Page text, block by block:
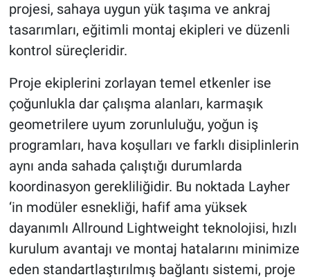
projesi, sahaya uygun yük taşıma ve ankraj
tasarımları, eğitimli montaj ekipleri ve düzenli
kontrol süreçleridir.
Proje ekiplerini zorlayan temel etkenler ise
çoğunlukla dar çalışma alanları, karmaşık
geometrilere uyum zorunluluğu, yoğun iş
programları, hava koşulları ve farklı disiplinlerin
aynı anda sahada çalıştığı durumlarda
koordinasyon gerekliliğidir. Bu noktada Layher
‘in modüler esnekliği, hafif ama yüksek
dayanımlı Allround Lightweight teknolojisi, hızlı
kurulum avantajı ve montaj hatalarını minimize
eden standartlaştırılmış bağlantı sistemi, proje